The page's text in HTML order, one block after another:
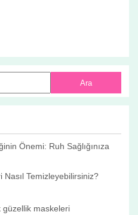
Önemi: Ruh Sağlığınıza
Temizleyebilirsiniz?
güzellik maskeleri